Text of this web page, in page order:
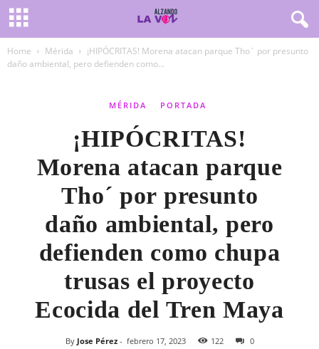
Home Mérida
¡HIPÓCRITAS! Morena atacan parque Tho´ por presunto
daño ambiental, pero defienden como...
MÉRIDA PORTADA
¡HIPÓCRITAS!
Morena atacan parque
Tho´ por presunto
daño ambiental, pero
defienden como chupa
trusas el proyecto
Ecocida del Tren Maya
By Jose Pérez- febrero 17, 2023 122 0